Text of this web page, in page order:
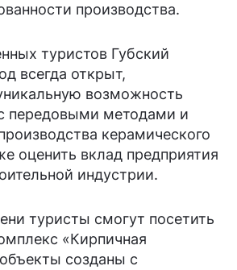
производства.
туристов Губский
всегда открыт,
возможность
передовыми методами и
керамического
оценить вклад предприятия
индустрии.
туристы смогут посетить
«Кирпичная
созданы с